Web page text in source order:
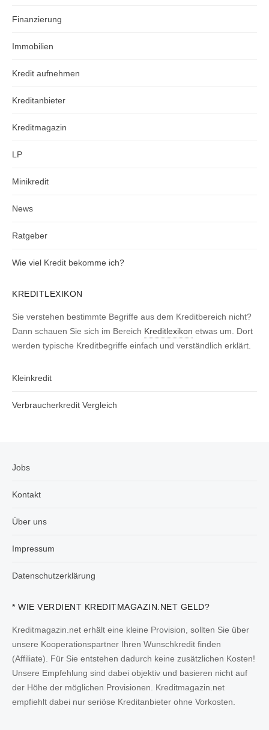
Finanzierung
Immobilien
Kredit aufnehmen
Kreditanbieter
Kreditmagazin
LP
Minikredit
News
Ratgeber
Wie viel Kredit bekomme ich?
KREDITLEXIKON
Sie verstehen bestimmte Begriffe aus dem Kreditbereich nicht?
Dann schauen Sie sich im Bereich Kreditlexikon etwas um. Dort
werden typische Kreditbegriffe einfach und verständlich erklärt.
Kleinkredit
Verbraucherkredit Vergleich
Jobs
Kontakt
Über uns
Impressum
Datenschutzerklärung
* WIE VERDIENT KREDITMAGAZIN.NET GELD?
Kreditmagazin.net erhält eine kleine Provision, sollten Sie über
unsere Kooperationspartner Ihren Wunschkredit finden
(Affiliate). Für Sie entstehen dadurch keine zusätzlichen Kosten!
Unsere Empfehlung sind dabei objektiv und basieren nicht auf
der Höhe der möglichen Provisionen. Kreditmagazin.net
empfiehlt dabei nur seriöse Kreditanbieter ohne Vorkosten.